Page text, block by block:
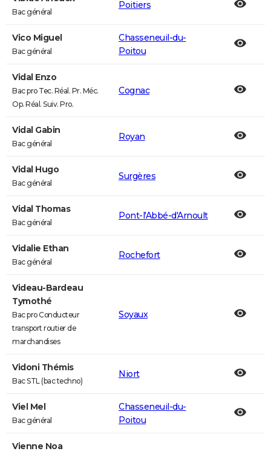
Bac général
Poitiers
Vico Miguel
Bac général
Chasseneuil-du-
Poitou
Vidal Enzo
Bac pro Tec. Réal. Pr. Méc.
Op. Réal. Suiv. Pro.
Cognac
Vidal Gabin
Bac général
Royan
Vidal Hugo
Bac général
Surgères
Vidal Thomas
Bac général
Pont-l'Abbé-d'Arnoult
Vidalie Ethan
Bac général
Rochefort
Videau-Bardeau
Tymothé
Bac pro Conducteur
transport routier de
marchandises
Soyaux
Vidoni Thémis
Bac STL (bac techno)
Niort
Viel Mel
Bac général
Chasseneuil-du-
Poitou
Vienne Noa